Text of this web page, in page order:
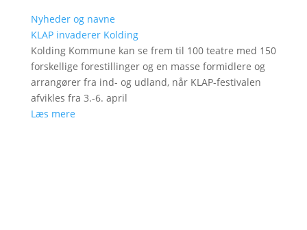
Nyheder og navne
KLAP invaderer Kolding
Kolding Kommune kan se frem til 100 teatre med 150
forskellige forestillinger og en masse formidlere og
arrangører fra ind- og udland, når KLAP-festivalen
afvikles fra 3.-6. april
Læs mere